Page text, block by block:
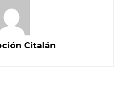
Citalán